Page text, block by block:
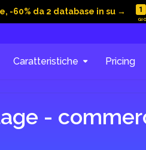
-60% da 2 database in su → 1
Caratteristiche Pricing
-